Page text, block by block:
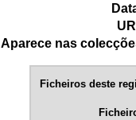
Aparece nas
Ficheiros deste